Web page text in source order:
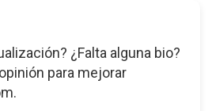
¿Falta alguna bio?
para mejorar